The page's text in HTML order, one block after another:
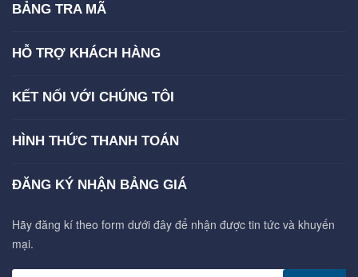
BẢNG TRA MÃ
HỖ TRỢ KHÁCH HÀNG
KẾT NỐI VỚI CHÚNG TÔI
HÌNH THỨC THANH TOÁN
ĐĂNG KÝ NHẬN BẢNG GIÁ
Hãy đăng kí theo form dưới đây để nhận được tin tức và khuyến
mại.